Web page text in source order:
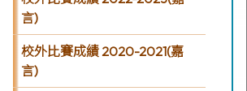
言)
校外比賽成績 2020-2021(嘉
言)